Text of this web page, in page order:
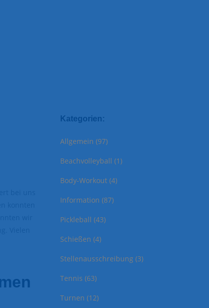
Kategorien:
Allgemein (97)
Beachvolleyball (1)
Body-Workout (4)
Information (87)
Pickleball (43)
Schießen (4)
Stellenausschreibung (3)
Tennis (63)
Turnen (12)